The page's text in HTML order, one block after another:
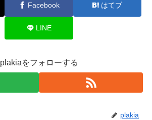
Facebook はてブ
LINE
plakiaをフォローする
plakia